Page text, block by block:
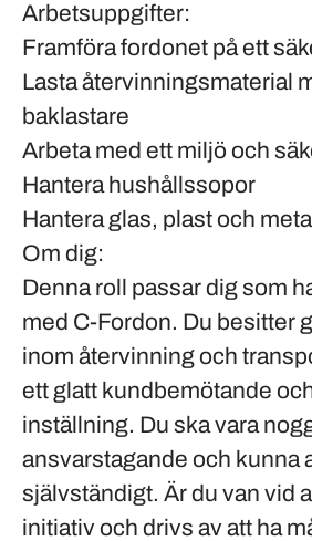
Arbetsuppgifter:
Framföra fordonet på ett
Lasta återvinningsmaterial
baklastare
Arbeta med ett miljö och
Hantera hushållssopor
Hantera glas, plast och
Om dig:
Denna roll passar dig som
med C-Fordon. Du besitter
inom återvinning och
ett glatt kundbemötande
inställning. Du ska vara
ansvarstagande och kunna
självständigt. Är du van vid
initiativ och drivs av att ha